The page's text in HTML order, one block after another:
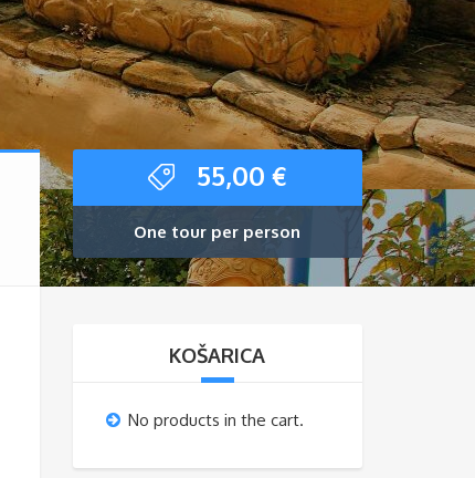
55,00 €
One tour per person
KOŠARICA
No products in the cart.